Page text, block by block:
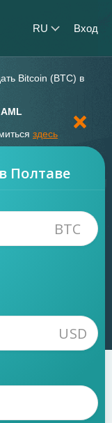
RU Вход
Bitcoin (BTC) в
AML
здесь
Полтаве
BTC
USD